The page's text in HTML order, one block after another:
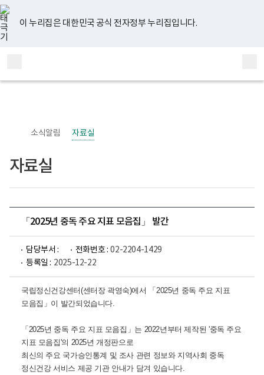
너
비
767px
이
하
이 누리집은 대한민국 공식 전자정부 누리집입니다.
지
검
메
홈
소식알림 자료실
자료실
「2025년 중독 주요 지표 모음집」 발간
담당부서 : 전화번호 : 02-2204-1429
등록일 : 2025-12-22
국립정신건강센터(센터장 곽영숙)에서 「2025년 중독 주요 지표
모음집」이 발간되었습니다.
「2025년 중독 주요 지표 모음집」는 2022년부터 제작된 '중독 주요
지표 모음집'의 2025년 개정판으로
최신의 주요 국가승인통계 및 조사 관련 정보와 지역사회 중독
정신건강 서비스 제공 기관 안내가 담겨 있습니다.
유
튜
브
페
이
스
북
인
스
타
그
램
블
로
그